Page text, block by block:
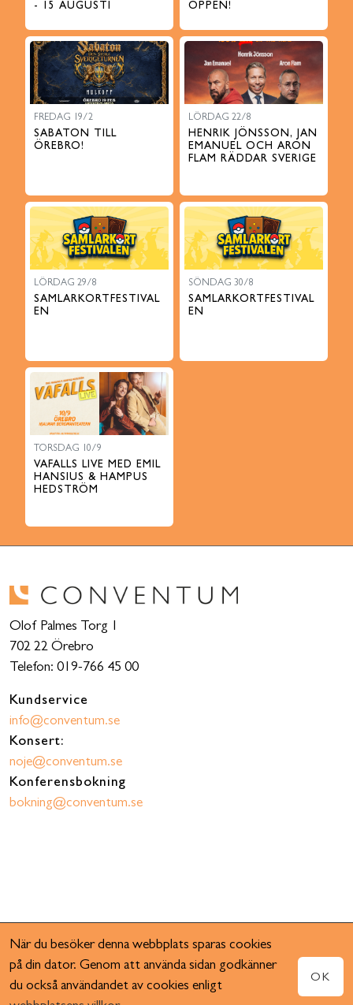
- 15 AUGUSTI
ÖPPEN!
FREDAG 19/2
SABATON TILL
ÖREBRO!
LÖRDAG 22/8
HENRIK JÖNSSON, JAN
EMANUEL OCH ARON
FLAM RÄDDAR SVERIGE
LÖRDAG 29/8
SAMLARKORTFESTIVAL
EN
SÖNDAG 30/8
SAMLARKORTFESTIVAL
EN
TORSDAG 10/9
VAFALLS LIVE MED EMIL
HANSIUS & HAMPUS
HEDSTRÖM
Olof Palmes Torg 1
702 22 Örebro
Telefon: 019-766 45 00
Kundservice
info@conventum.se
Konsert:
noje@conventum.se
Konferensbokning
bokning@conventum.se
När du besöker denna webbplats sparas cookies
på din dator. Genom att använda sidan godkänner
du också användandet av cookies enligt
OK